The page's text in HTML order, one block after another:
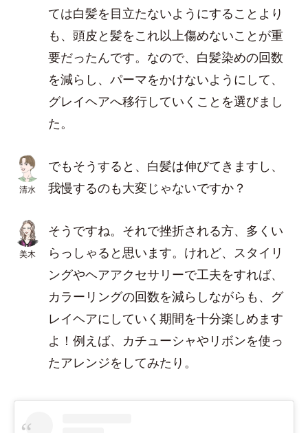
ては白髪を目立たないようにすることより
も、頭皮と髪をこれ以上傷めないことが重
要だったんです。なので、白髪染めの回数
を減らし、パーマをかけないようにして、
グレイヘアへ移行していくことを選びまし
た。
清水
でもそうすると、白髪は伸びてきますし、
我慢するのも大変じゃないですか？
美木
そうですね。それで挫折される方、多くい
らっしゃると思います。けれど、スタイリ
ングやヘアアクセサリーで工夫をすれば、
カラーリングの回数を減らしながらも、グ
レイヘアにしていく期間を十分楽しめます
よ！例えば、カチューシャやリボンを使っ
たアレンジをしてみたり。